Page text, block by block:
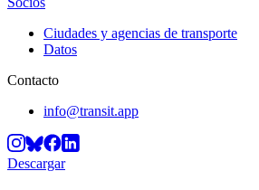
Ciudades y agencias de transporte
Datos
Contacto
info@transit.app
Descargar